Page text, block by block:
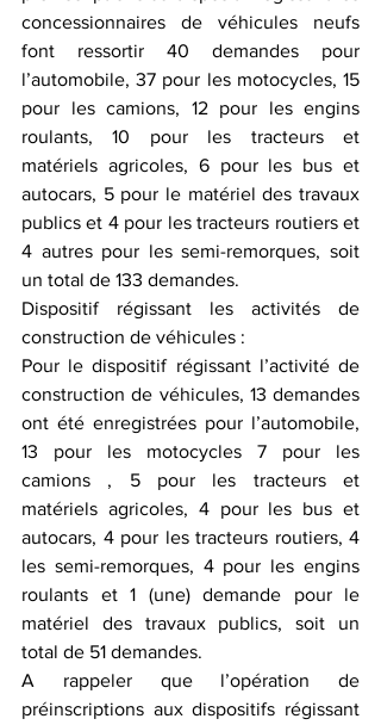
concessionnaires de véhicules neufs
font ressortir 40 demandes pour
l’automobile, 37 pour les motocycles, 15
pour les camions, 12 pour les engins
roulants, 10 pour les tracteurs et
matériels agricoles, 6 pour les bus et
autocars, 5 pour le matériel des travaux
publics et 4 pour les tracteurs routiers et
4 autres pour les semi-remorques, soit
un total de 133 demandes.
Dispositif régissant les activités de
construction de véhicules :
Pour le dispositif régissant l’activité de
construction de véhicules, 13 demandes
ont été enregistrées pour l’automobile,
13 pour les motocycles 7 pour les
camions , 5 pour les tracteurs et
matériels agricoles, 4 pour les bus et
autocars, 4 pour les tracteurs routiers, 4
les semi-remorques, 4 pour les engins
roulants et 1 (une) demande pour le
matériel des travaux publics, soit un
total de 51 demandes.
A rappeler que l’opération de
préinscriptions aux dispositifs régissant